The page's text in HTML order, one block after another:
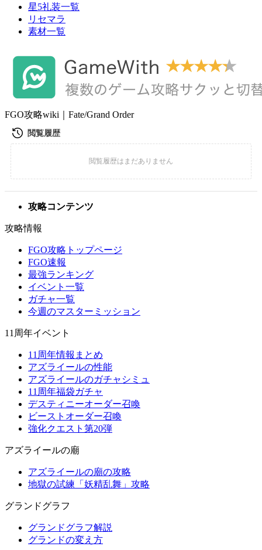
星5礼装一覧
リセマラ
素材一覧
FGO攻略wiki｜Fate/Grand Order
攻略コンテンツ
攻略情報
FGO攻略トップページ
FGO速報
最強ランキング
イベント一覧
ガチャ一覧
今週のマスターミッション
11周年イベント
11周年情報まとめ
アズライールの性能
アズライールのガチャシミュ
11周年福袋ガチャ
デスティニーオーダー召喚
ビーストオーダー召喚
強化クエスト第20弾
アズライールの廟
アズライールの廟の攻略
地獄の試練「妖精乱舞」攻略
グランドグラフ
グランドグラフ解説
グランドの変え方